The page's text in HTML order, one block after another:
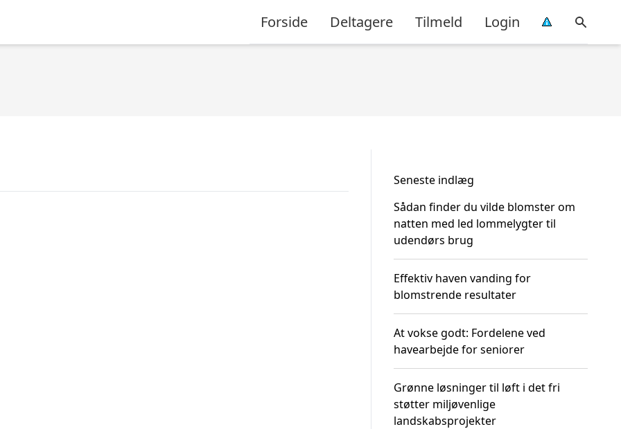
Forside Deltagere Tilmeld Login
Seneste indlæg
Sådan finder du vilde blomster om
natten med led lommelygter til
udendørs brug
Effektiv haven vanding for
blomstrende resultater
At vokse godt: Fordelene ved
havearbejde for seniorer
Grønne løsninger til løft i det fri
støtter miljøvenlige
landskabsprojekter